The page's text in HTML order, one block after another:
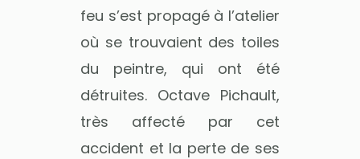
feu s’est propagé à l’atelier
où se trouvaient des toiles
du peintre, qui ont été
détruites. Octave Pichault,
très affecté par cet
accident et la perte de ses